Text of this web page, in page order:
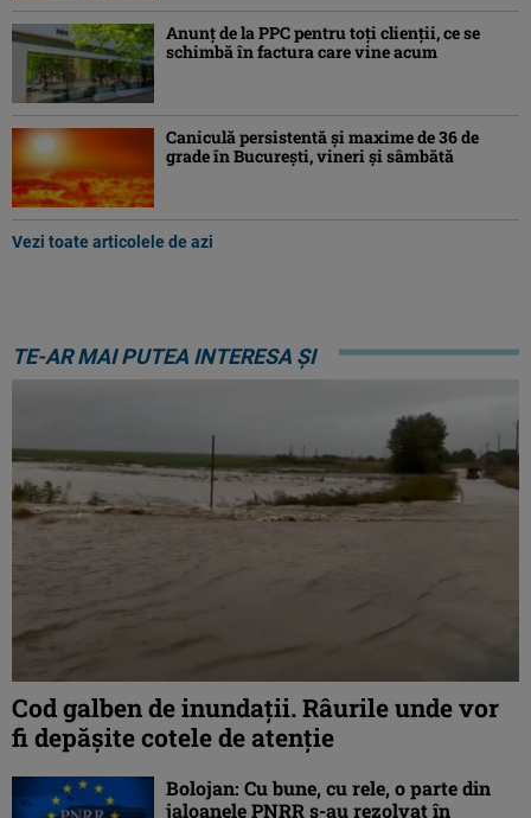
Anunț de la PPC pentru toți clienții, ce se
schimbă în factura care vine acum
Caniculă persistentă şi maxime de 36 de
grade în Bucureşti, vineri şi sâmbătă
Vezi toate articolele de azi
TE-AR MAI PUTEA INTERESA ȘI
Cod galben de inundații. Râurile unde vor
fi depășite cotele de atenţie
Bolojan: Cu bune, cu rele, o parte din
jaloanele PNRR s-au rezolvat în